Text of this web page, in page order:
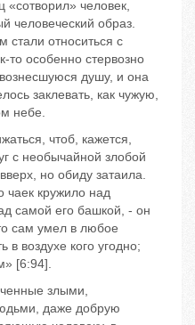
человек,
человеческий образ.
относиться с
то особенно стервозно
душу, и она
заклевать, как чужую,
небе.
чтоб, кажется,
с необычайной злобой
но обиду затаила.
чаек кружило над
самой его башкой, - он
сам умел в любое
в воздухе кого угодно;
[6:94].
злыми,
даже добрую